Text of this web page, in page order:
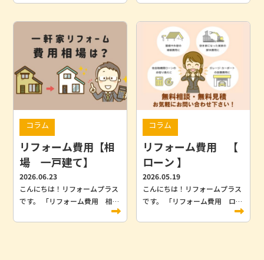
ームプラスです。 「一戸建ての
リフォーム費用の相場が知りた
フォームできるのか知りたい」
とお考えではありませんか。 一
戸建てのリフォームは、工事内
容によって費用が大きく異なり
ます。そのため、事前にリフォ
ーム費用の相場を把握し、無理
のない資金計画を立てることが
重要です。 この記事では、一戸
建てのリフォーム費用の相場、
住宅ローンを利用する方法、リ
フォームローンとの違い、活用
できる補助金制度について詳し
く解説します。 この記事を読む
と、一戸建てのリフォーム費用
の目安や資金計画の立て方が分
目玉商品もありますので、お気
軽にご来場下さい！ キッチン・
お風呂・洗面・トイレなどの最
新住宅設備を見て、触れて、体
感できるリフォーム相談会！ ご
来場いただいた方にご来場特典
サイコロチャレンジなどプレゼ
ント企画をご用意しておりま
す！ リフォーム＆増改築をご検
討されている方はもちろんのこ
と、いつかリフォームしたい・
参考にしたいという方にも おす
すめのイベントです。 皆様のご
来店をお待ちしております♬ ※
特典は無くなり次第終了となり
ます。
コラム
リフォーム費用【相
場 一戸建て】
2026.06.23
こんにちは！リフォームプラス
です。 「リフォーム費用 相
場 一戸建て」と検索されたご
家族は、「一戸建てのリフォー
コラム
リフォーム費用 【
ローン 】
2026.05.19
こんにちは！リフォームプラス
です。 「リフォーム費用 ロー
ン 甲府市」と検索されたご家
族は、リフォームを検討する中